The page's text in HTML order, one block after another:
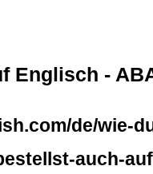
Englisch -
de/wie-
auch-